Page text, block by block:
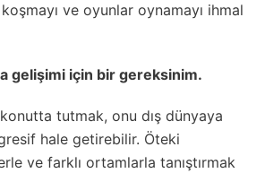
ve oyunlar oynamayı ihmal
gelişimi için bir gereksinim.
tutmak, onu dış dünyaya
hale getirebilir. Öteki
ve farklı ortamlarla tanıştırmak